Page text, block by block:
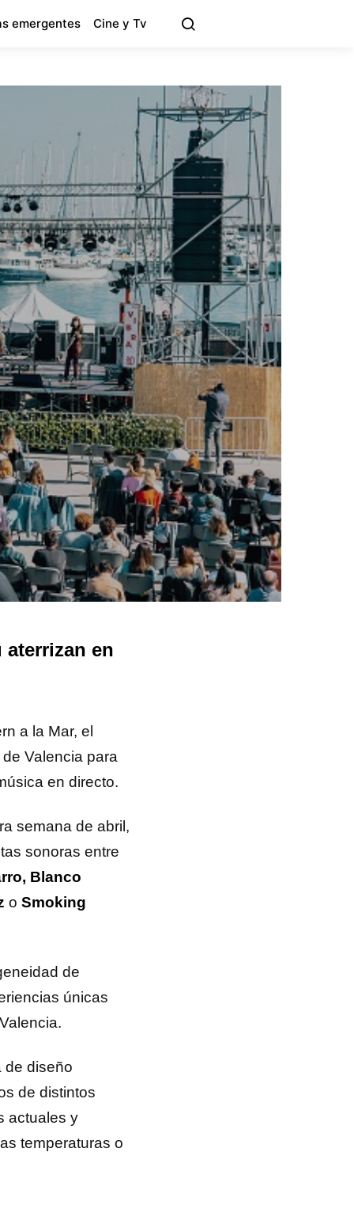
emergentes Cine y Tv
en
a la Mar, el
Valencia para
en directo.
semana de abril,
sonoras entre
Blanco
o Smoking
de
únicas
de diseño
de distintos
actuales y
temperaturas o